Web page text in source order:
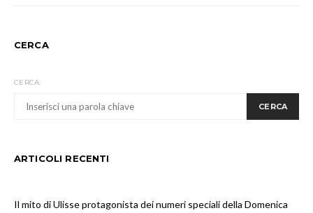
CERCA
CERCA:
CERCA
ARTICOLI RECENTI
Il mito di Ulisse protagonista dei numeri speciali della Domenica